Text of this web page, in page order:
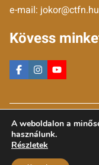
e-mail: jokor@ctfn.hu
Kövess
Copyright ©
A weboldalon a
használunk.
Részletek